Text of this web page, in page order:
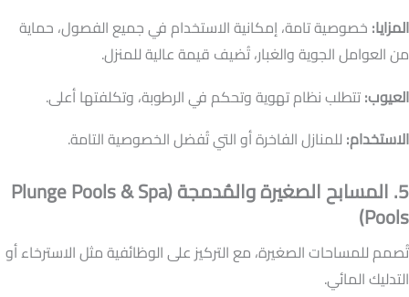
المزايا: خصوصية تامة، إمكانية الاستخدام في جميع الفصول، حماية
من العوامل الجوية والغبار، تُضيف قيمة عالية للمنزل.
العيوب:تتطلب نظام تهوية وتحكم في الرطوبة، وتكلفتها أعلى.
الاستخدام:للمنازل الفاخرة أو التي تُفضل الخصوصية التامة.
5. المسابح الصغيرة والمُدمجة (Plunge Pools & Spa
Pools)
تُصمم للمساحات الصغيرة، مع التركيز على الوظائفية مثل الاسترخاء أو
التدليك المائي.